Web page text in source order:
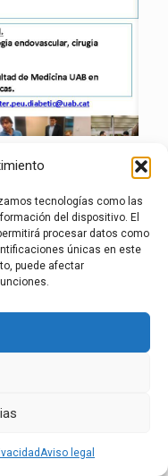
tecnologías como las
del dispositivo. El
procesar datos como
únicas en este
puede afectar
Aviso legal
·política de